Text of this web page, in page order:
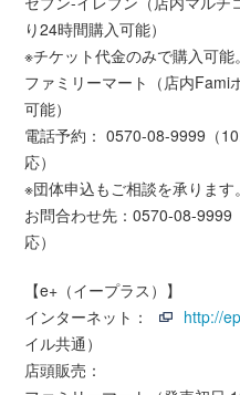
り24時間購入可能）
※チケット代金のみで購入可能。
ファミリーマート（店内Fami
可能）
電話予約： 0570-08-9999（
応）
※団体申込もご相談を承ります。
お問合わせ先：0570-08-
応）
【e+（イープラス）】
インターネット：
http://
イル共通）
店頭販売：